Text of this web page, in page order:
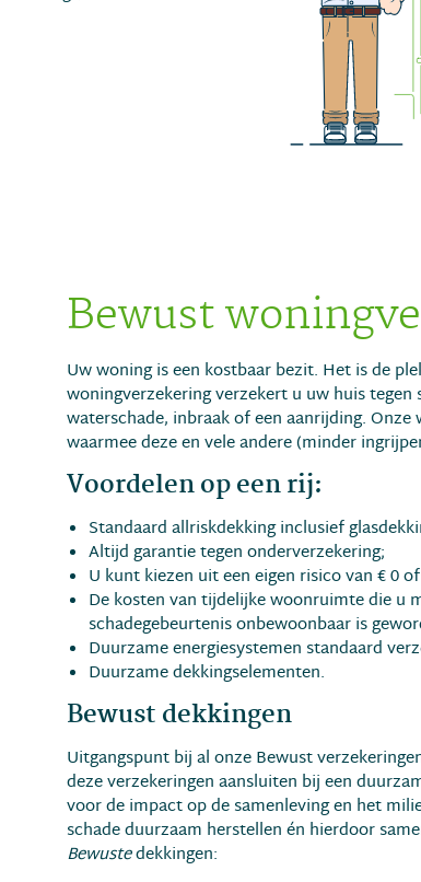
Bewust
Uw woning is een kostbaar bezit. Het is de
woningverzekering verzekert u uw huis
waterschade, inbraak of een aanrijding.
waarmee deze en vele andere (minder
Voordelen op een rij:
Standaard allriskdekking inclusief
Altijd garantie tegen onderverzekering;
U kunt kiezen uit een eigen risico van € 0 of
De kosten van tijdelijke woonruimte die u
schadegebeurtenis onbewoonbaar is
Duurzame energiesystemen standaard
Duurzame dekkingselementen.
Bewust dekkingen
Uitgangspunt bij al onze Bewust
deze verzekeringen aansluiten bij een
voor de impact op de samenleving en het
schade duurzaam herstellen én hierdoor
Bewustedekkingen: